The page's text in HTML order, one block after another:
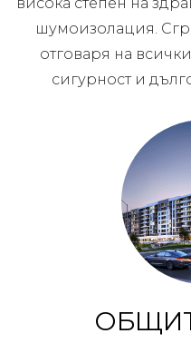
шумоизолация.
отговаря на
сигурност и